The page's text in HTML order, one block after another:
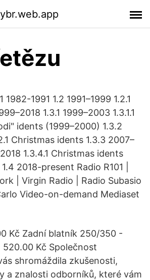
1982-1991 1.2 1991–1999 1.2.1
1.3.1 1999–2003 1.3.1.1
idents (1999–2000) 1.3.2
Christmas idents 1.3.3 2007–
1.3.4.1 Christmas idents
2018-present Radio R101 |
| Virgin Radio | Radio Subasio
Video-on-demand Mediaset
Kč Zadní blatník 250/350 -
520.00 Kč Společnost
shromáždila zkušenosti,
a znalosti odborníků, které vám